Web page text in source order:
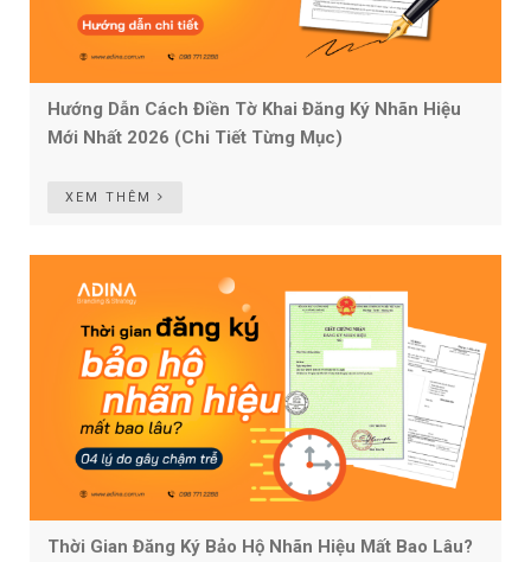
Hướng Dẫn Cách Điền Tờ Khai Đăng Ký Nhãn Hiệu
Mới Nhất 2026 (Chi Tiết Từng Mục)
XEM THÊM
Thời Gian Đăng Ký Bảo Hộ Nhãn Hiệu Mất Bao Lâu?